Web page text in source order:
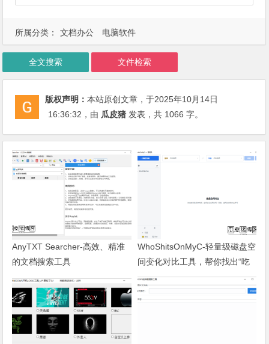
所属分类： 文档办公 电脑软件
全文搜索 文件检索
版权声明：本站原创文章，于2025年10月14日
16:36:32 ，由 瓜皮猪 发表，共 1066 字。
AnyTXT Searcher-高效、精准
的文档搜索工具
WhoShitsOnMyC-轻量级磁盘空
间变化对比工具，帮你找出“吃
掉”空间的罪魁祸首